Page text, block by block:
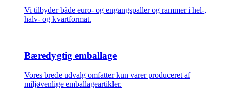
Vi tilbyder både euro- og engangspaller og rammer i hel-,
halv- og kvartformat.
Bæredygtig emballage
Vores brede udvalg omfatter kun varer produceret af
miljøvenlige emballageartikler.